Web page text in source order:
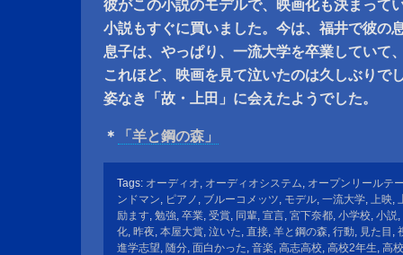
彼がこの小説のモデルで、映画化も決まって
小説もすぐに買いました。今は、福井で彼の
息子は、やっぱり、一流大学を卒業していて
これほど、映画を見て泣いたのは久しぶりで
姿なき「故・上田」に会えたようでした。
＊ 「羊と鋼の森」
Tags: オーディオ, オーディオシステム, オープンリールテ
ンドマン, ピアノ , ブルーコメッツ, モデル, 一流大学, 上映,
励ます, 勉強, 卒業, 受賞, 同輩, 宣言, 宮下奈都, 小学校, 小説,
化, 昨夜, 本屋大賞, 泣いた, 直接, 羊と鋼の森, 行動, 見た目 ,
進学志望, 随分, 面白かった, 音楽, 高志高校, 高校2年生, 高